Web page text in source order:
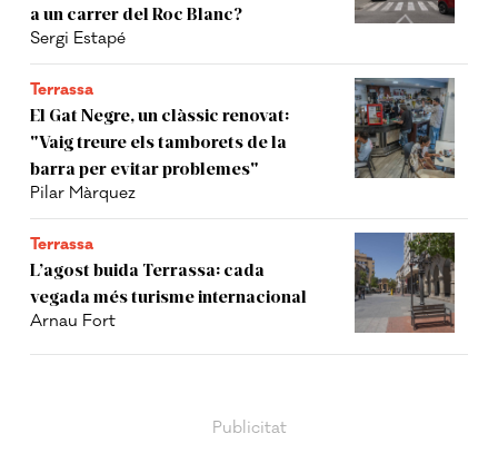
a un carrer del Roc Blanc?
Sergi Estapé
Terrassa
El Gat Negre, un clàssic renovat:
"Vaig treure els tamborets de la
barra per evitar problemes"
Pilar Màrquez
Terrassa
L’agost buida Terrassa: cada
vegada més turisme internacional
Arnau Fort